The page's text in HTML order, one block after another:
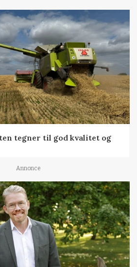
tegner til god kvalitet og
Annonce